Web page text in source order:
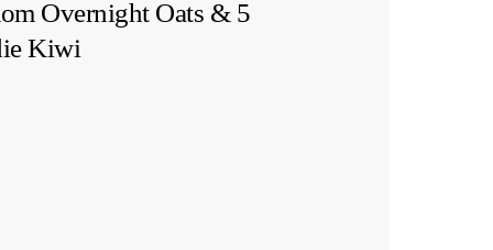
Overnight Oats & 5
Kiwi